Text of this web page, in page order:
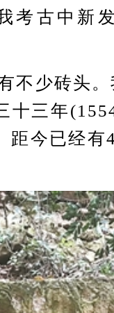
考古中新
少砖头。
十三年
距今已经有